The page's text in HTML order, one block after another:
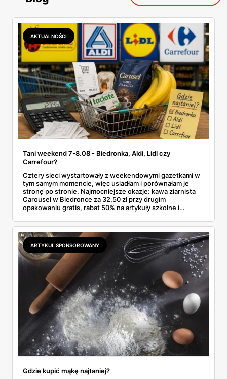
AKTUALNOŚCI
Tani weekend 7-8.08 - Biedronka, Aldi, Lidl czy
Carrefour?
Cztery sieci wystartowały z weekendowymi gazetkami w
tym samym momencie, więc usiadłam i porównałam je
stronę po stronie. Najmocniejsze okazje: kawa ziarnista
Carousel w Biedronce za 32,50 zł przy drugim
opakowaniu gratis, rabat 50% na artykuły szkolne i
2,99 zł za kilogram, ale wyłącznie w sobotę z aplikacją. Aldi
odpowiada masłem za 2,99 zł. Werdykt w skrócie:
najwięcej wyciśniesz z Biedronki, po świeże warzywa jedź
do Aldi.
ARTYKUŁ SPONSOROWANY
Gdzie kupić mąkę najtaniej?